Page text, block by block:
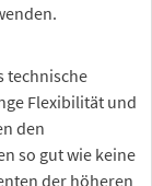
technische
Flexibilität und
den
so gut wie keine
der höheren